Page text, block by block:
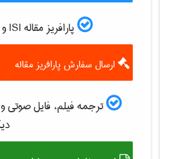
پارافریز مقاله ISI و رفع plagiarism
ارسال سفارش پارافریز مقاله
ترجمه فیلم، فایل صوتی